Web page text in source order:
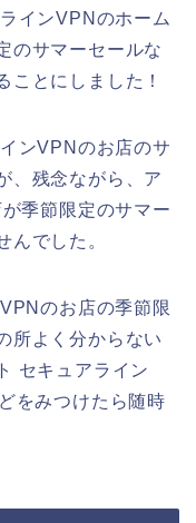
インVPNのホーム
のサマーセールな
ことにしました！
ンVPNのお店のサ
、残念ながら、ア
季節限定のサマー
んでした。
のお店の季節限
所よく分からない
セキュアライン
をみつけたら随時